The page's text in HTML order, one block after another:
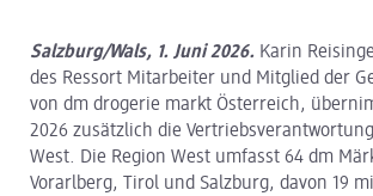
Salzburg/Wals, 1. Juni 2026. Karin
des Ressort Mitarbeiter und Mitglied der
von dm drogerie markt Österreich,
2026 zusätzlich die
West. Die Region West umfasst 64 dm
Vorarlberg, Tirol und Salzburg, davon 19